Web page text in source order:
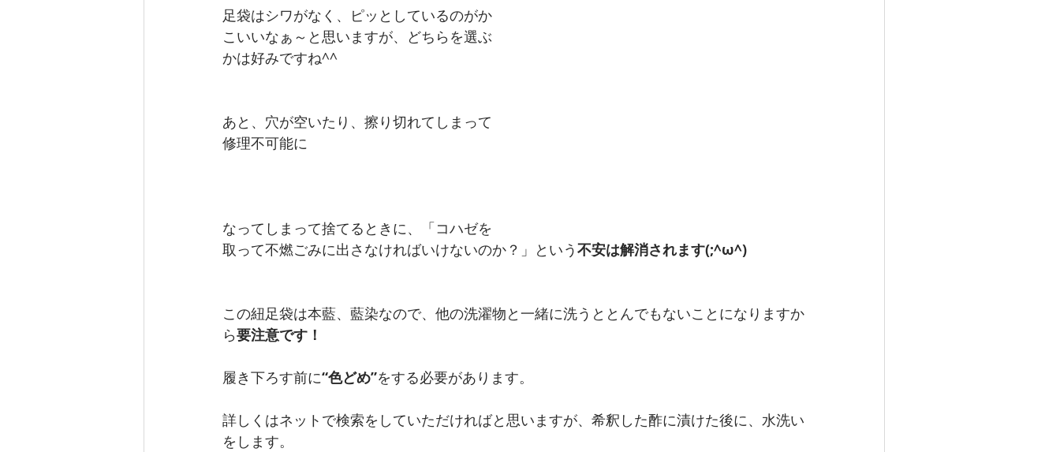
​​足袋はシワがなく、ピッとしているのがか
こいいなぁ～と思いますが、どちらを選ぶ
かは好みですね^^
あと、穴が空いたり、擦り切れてしまって
修理不可能に
なってしまって捨てるときに、「コハゼを
取って不燃ごみに出さなければいけないのか？」という不安は解消されます(;^ω^)
この紐足袋は本藍、藍染なので、他の洗濯物と一緒に洗うととんでもないことになりますか
ら要注意です！
履き下ろす前に“色どめ”をする必要があります。
詳しくはネットで検索をしていただければと思いますが、希釈した酢に漬けた後に、水洗い
をします。